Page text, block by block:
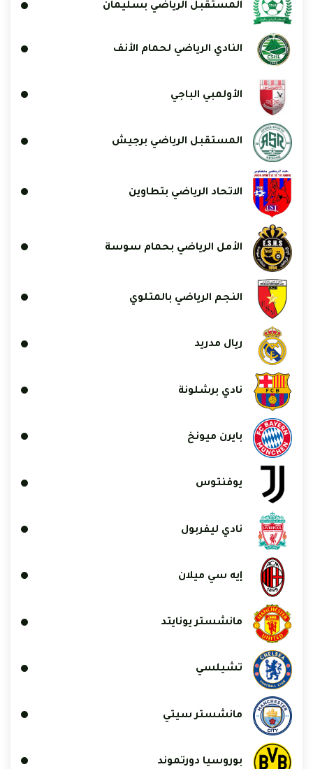
المستقبل الرياضي بسليمان
النادي الرياضي لحمام الأنف
الأولمبي الباجي
المستقبل الرياضي برجيش
الاتحاد الرياضي بتطاوين
الأمل الرياضي بحمام سوسة
النجم الرياضي بالمتلوي
ريال مدريد
نادي برشلونة
بايرن ميونخ
يوفنتوس
نادي ليفربول
إيه سي ميلان
مانشستر يونايتد
تشيلسي
مانشستر سيتي
بوروسيا دورتموند